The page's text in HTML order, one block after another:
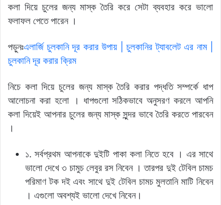
কলা দিয়ে চুলের জন্য মাস্ক তৈরি করে সেটা ব্যবহার করে ভালো
ফলাফল পেতে পারেন ।
পড়ুনঃএলার্জি চুলকানি দূর করার উপায় | চুলকানির ট্যাবলেট এর নাম |
চুলকানি দূর করার ক্রিম
নিচে কলা দিয়ে চুলের জন্য মাস্ক তৈরি করার পদ্ধতি সম্পর্কে ধাপ
আলোচনা করা হলো । ধাপগুলো সঠিকভাবে অনুসরণ করলে আপনি
কলা দিয়েই আপনার চুলের জন্য মাস্ক সুন্দর ভাবে তৈরি করতে পারবেন
।
১. সর্বপ্রথম আপনাকে দুইটি পাকা কলা নিতে হবে । এর সাথে
ভালো দেখে ৩ চামুচ লেবুর রস নিবেন । তারপর দুই টেবিল চামচ
পরিমাণ টক দই এবং সাথে দুই টেবিল চামচ মুলতানি মাটি নিবেন
। এগুলো অবশ্যই ভালো দেখে নিবেন।